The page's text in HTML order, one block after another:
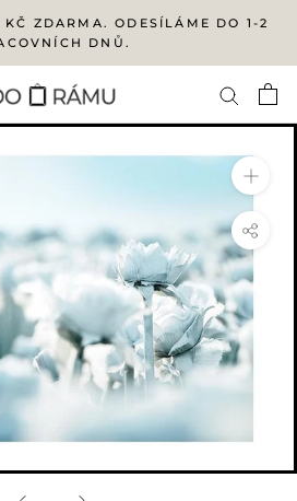
ZDARMA. ODESÍLÁME DO 1-2
DNŮ.